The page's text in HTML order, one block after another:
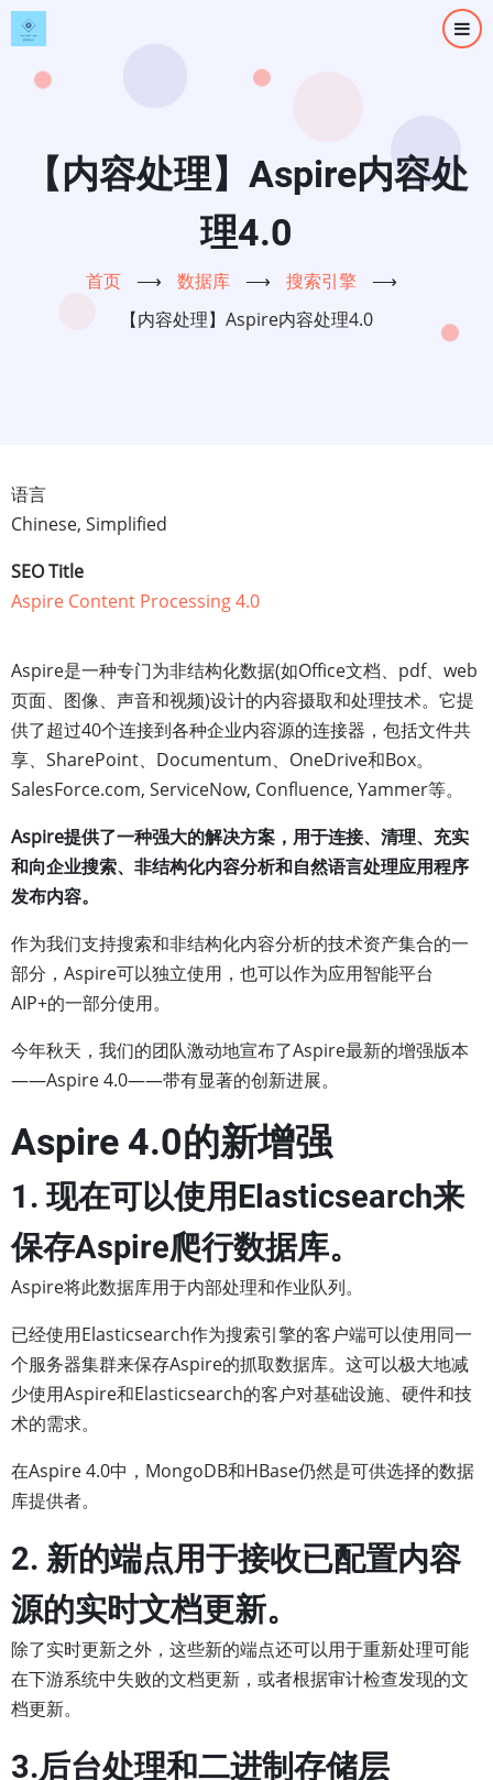
跳
转
【内容处理】Aspire内容处
理4.0
首页 ⟶ 数据库 ⟶ 搜索引擎
⟶
【内容处理】Aspire内容处理4.0
语言
Chinese, Simplified
SEO Title
Aspire Content Processing 4.0
Aspire是一种专门为非结构化数据(如Office文档、pdf、web
页面、图像、声音和视频)设计的内容摄取和处理技术。它提
供了超过40个连接到各种企业内容源的连接器，包括文件共
享、SharePoint、Documentum、OneDrive和Box。
SalesForce.com, ServiceNow, Confluence, Yammer等。
Aspire提供了一种强大的解决方案，用于连接、清理、充实
和向企业搜索、非结构化内容分析和自然语言处理应用程序
发布内容。
作为我们支持搜索和非结构化内容分析的技术资产集合的一
部分，Aspire可以独立使用，也可以作为应用智能平台
AIP+的一部分使用。
今年秋天，我们的团队激动地宣布了Aspire最新的增强版本
——Aspire 4.0——带有显著的创新进展。
Aspire 4.0的新增强
1. 现在可以使用Elasticsearch来
保存Aspire爬行数据库。
Aspire将此数据库用于内部处理和作业队列。
已经使用Elasticsearch作为搜索引擎的客户端可以使用同一
个服务器集群来保存Aspire的抓取数据库。这可以极大地减
少使用Aspire和Elasticsearch的客户对基础设施、硬件和技
术的需求。
在Aspire 4.0中，MongoDB和HBase仍然是可供选择的数据
库提供者。
2. 新的端点用于接收已配置内容
源的实时文档更新。
除了实时更新之外，这些新的端点还可以用于重新处理可能
在下游系统中失败的文档更新，或者根据审计检查发现的文
档更新。
3.后台处理和二进制存储层